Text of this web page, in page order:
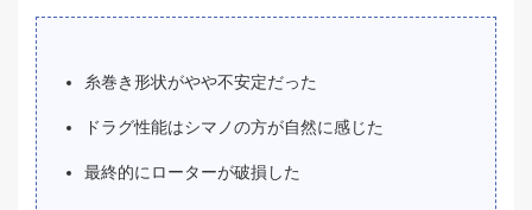
糸巻き形状がやや不安定だった
ドラグ性能はシマノの方が自然に感じた
最終的にローターが破損した